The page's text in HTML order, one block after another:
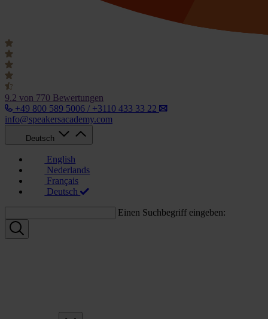
9.2 von 770 Bewertungen
+49 800 589 5006 / +3110 433 33 22
info@speakersacademy.com
Deutsch
English
Nederlands
Français
Deutsch
Einen Suchbegriff eingeben: